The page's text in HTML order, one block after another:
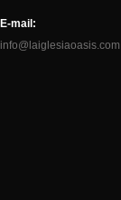
E-mail:
info@laiglesiaoasis.com